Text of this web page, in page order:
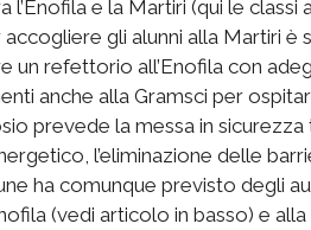
e la Martiri (qui le classi
gli alunni alla Martiri è
refettorio all’Enofila con
anche alla Gramsci per
prevede la messa in sicurezza
l’eliminazione delle
ha comunque previsto degli
(vedi articolo in basso) e alla